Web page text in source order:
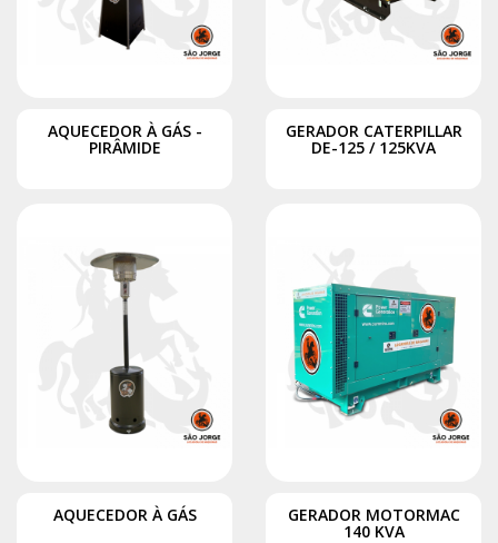
AQUECEDOR À GÁS -
PIRÂMIDE
GERADOR CATERPILLAR
DE-125 / 125KVA
AQUECEDOR À GÁS GERADOR MOTORMAC
140 KVA